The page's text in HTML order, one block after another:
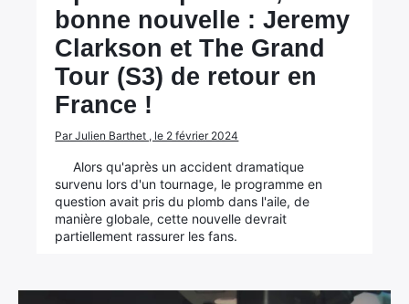
bonne nouvelle : Jeremy
Clarkson et The Grand
Tour (S3) de retour en
France !
Par Julien Barthet , le 2 février 2024
Alors qu'après un accident dramatique
survenu lors d'un tournage, le programme en
question avait pris du plomb dans l'aile, de
manière globale, cette nouvelle devrait
partiellement rassurer les fans.